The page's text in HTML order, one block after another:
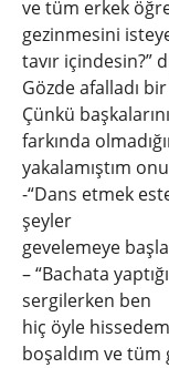
ve tüm erkek
gezinmesini
tavır içindesin?”
Gözde afalladı
Çünkü
farkında
yakalamıştım
-“Dans etmek
şeyler
gevelemeye
– “Bachata
sergilerken ben
hiç öyle
boşaldım ve tüm